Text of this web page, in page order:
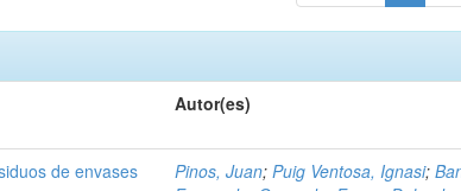
Autor(es)
de envases
Pinos, Juan;Puig Ventosa, Ignasi;